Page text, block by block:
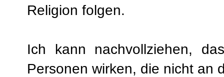
Religion folgen.
Ich kann nachvollziehen,
Personen wirken, die nicht an